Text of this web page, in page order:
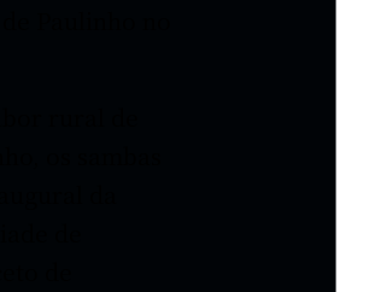
Paulinho no
rural de
os sambas
da
de
de